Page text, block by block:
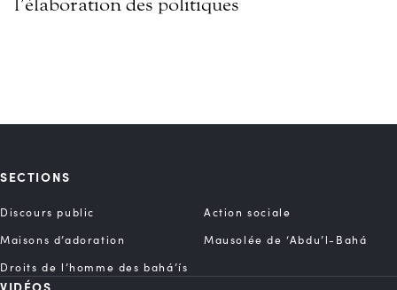
SECTIONS
Discours public
Action sociale
Maisons d’adoration
Mausolée de ‘Abdu’l-Bahá
Droits de l’homme des bahá’ís
VIDÉOS